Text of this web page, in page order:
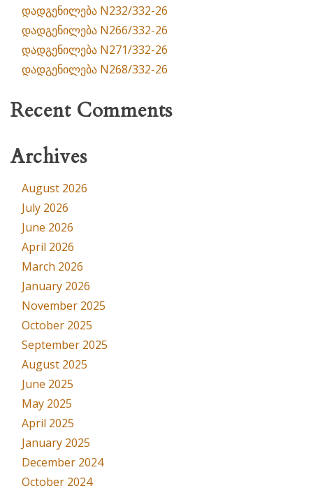
დადგენილება N232/332-26
დადგენილება N266/332-26
დადგენილება N271/332-26
დადგენილება N268/332-26
Recent Comments
Archives
August 2026
July 2026
June 2026
April 2026
March 2026
January 2026
November 2025
October 2025
September 2025
August 2025
June 2025
May 2025
April 2025
January 2025
December 2024
October 2024